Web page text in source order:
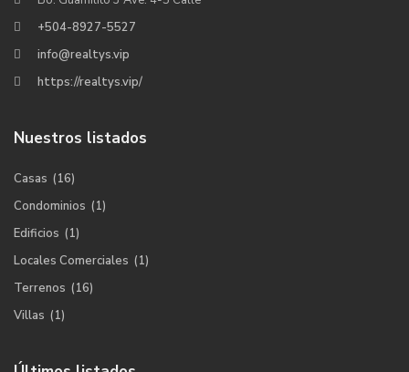
+504-8927-5527
info@realtys.vip
https://realtys.vip/
Nuestros listados
Casas (16)
Condominios (1)
Edificios (1)
Locales Comerciales (1)
Terrenos (16)
Villas (1)